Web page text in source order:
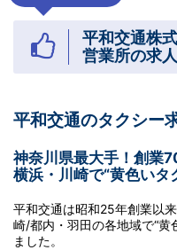
平和交通株
営業所の求
平和交通のタクシー
神奈川県最大手！創業
横浜・川崎で“黄色いタ
平和交通は昭和25年創業以
崎/都内・羽田の各地域で“黄
ました。